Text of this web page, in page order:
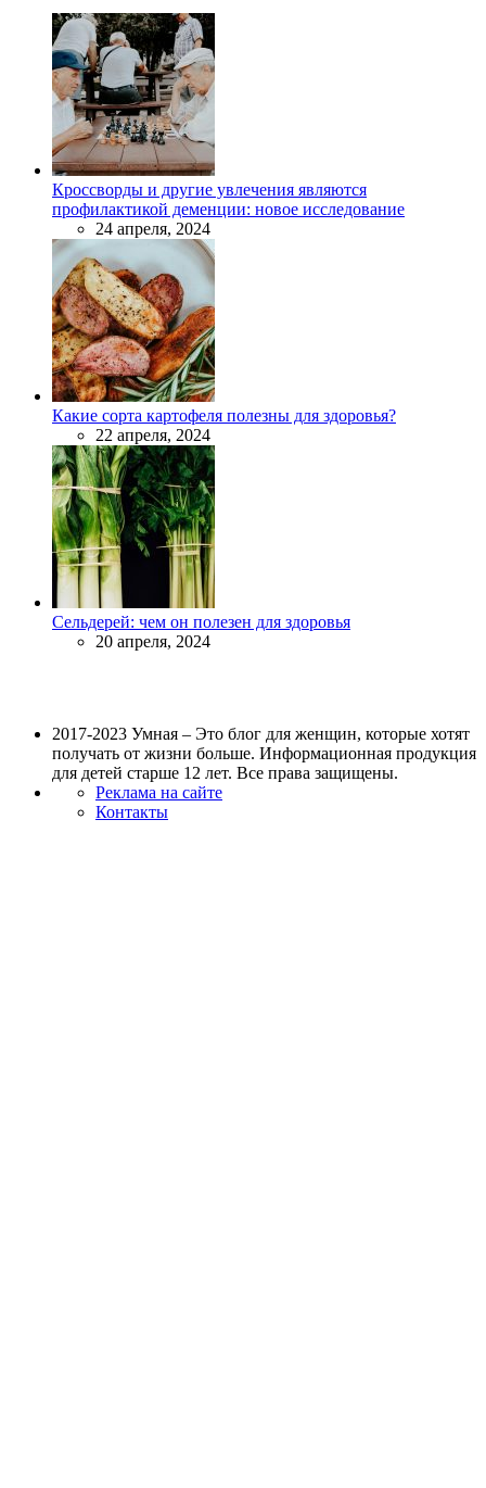
Кроссворды и другие увлечения являются
профилактикой деменции: новое исследование
24 апреля, 2024
Какие сорта картофеля полезны для здоровья?
22 апреля, 2024
Сельдерей: чем он полезен для здоровья
20 апреля, 2024
2017-2023 Умная – Это блог для женщин, которые хотят
получать от жизни больше. Информационная продукция
для детей старше 12 лет. Все права защищены.
Реклама на сайте
Контакты